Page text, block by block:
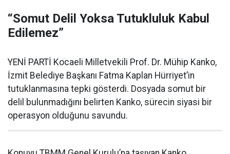
“Somut Delil Yoksa Tutukluluk Kabul
Edilemez”
YENİ PARTİ Kocaeli Milletvekili Prof. Dr. Mühip Kanko,
İzmit Belediye Başkanı Fatma Kaplan Hürriyet’in
tutuklanmasına tepki gösterdi. Dosyada somut bir
delil bulunmadığını belirten Kanko, sürecin siyasi bir
operasyon olduğunu savundu.